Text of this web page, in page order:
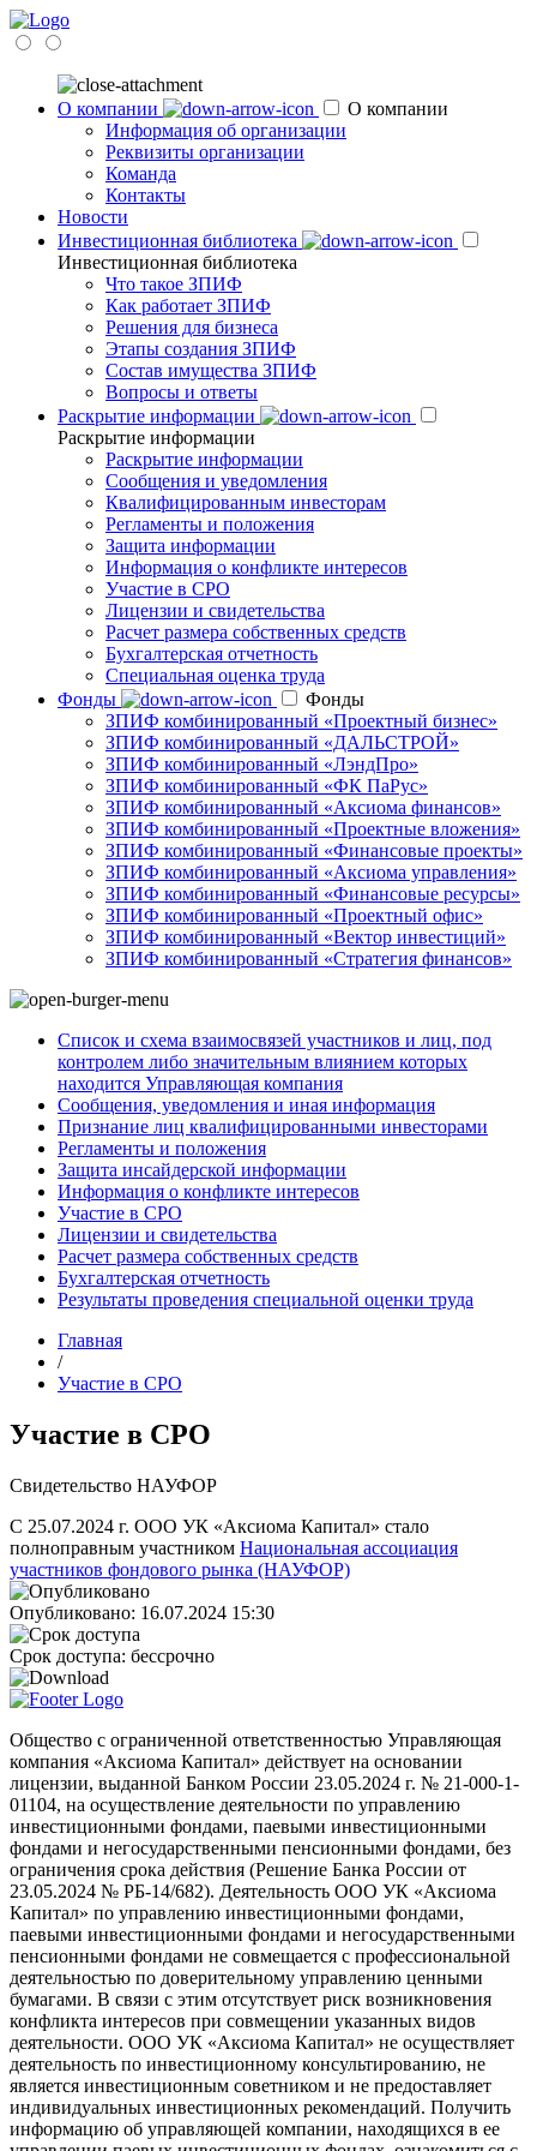
О компании
О компании
Информация об организации
Реквизиты организации
Команда
Контакты
Новости
Инвестиционная библиотека
Инвестиционная библиотека
Что такое ЗПИФ
Как работает ЗПИФ
Решения для бизнеса
Этапы создания ЗПИФ
Состав имущества ЗПИФ
Вопросы и ответы
Раскрытие информации
Раскрытие информации
Раскрытие информации
Сообщения и уведомления
Квалифицированным инвесторам
Регламенты и положения
Защита информации
Информация о конфликте интересов
Участие в СРО
Лицензии и свидетельства
Расчет размера собственных средств
Бухгалтерская отчетность
Специальная оценка труда
Фонды
Фонды
ЗПИФ комбинированный «Проектный бизнес»
ЗПИФ комбинированный «ДАЛЬСТРОЙ»
ЗПИФ комбинированный «ЛэндПро»
ЗПИФ комбинированный «ФК ПаРус»
ЗПИФ комбинированный «Аксиома финансов»
ЗПИФ комбинированный «Проектные вложения»
ЗПИФ комбинированный «Финансовые проекты»
ЗПИФ комбинированный «Аксиома управления»
ЗПИФ комбинированный «Финансовые ресурсы»
ЗПИФ комбинированный «Проектный офис»
ЗПИФ комбинированный «Вектор инвестиций»
ЗПИФ комбинированный «Стратегия финансов»
Список и схема взаимосвязей участников и лиц, под
контролем либо значительным влиянием которых
находится Управляющая компания
Сообщения, уведомления и иная информация
Признание лиц квалифицированными инвесторами
Регламенты и положения
Защита инсайдерской информации
Информация о конфликте интересов
Участие в СРО
Лицензии и свидетельства
Расчет размера собственных средств
Бухгалтерская отчетность
Результаты проведения специальной оценки труда
Главная
/
Участие в СРО
Участие в СРО
Свидетельство НАУФОР
С 25.07.2024 г. ООО УК «Аксиома Капитал» стало
полноправным участником Национальная ассоциация
участников фондового рынка (НАУФОР)
Опубликовано: 16.07.2024 15:30
Срок доступа: бессрочно
Общество с ограниченной ответственностью Управляющая
компания «Аксиома Капитал» действует на основании
лицензии, выданной Банком России 23.05.2024 г. № 21-000-1-
01104, на осуществление деятельности по управлению
инвестиционными фондами, паевыми инвестиционными
фондами и негосударственными пенсионными фондами, без
ограничения срока действия (Решение Банка России от
23.05.2024 № РБ-14/682). Деятельность ООО УК «Аксиома
Капитал» по управлению инвестиционными фондами,
паевыми инвестиционными фондами и негосударственными
пенсионными фондами не совмещается с профессиональной
деятельностью по доверительному управлению ценными
бумагами. В связи с этим отсутствует риск возникновения
конфликта интересов при совмещении указанных видов
деятельности. ООО УК «Аксиома Капитал» не осуществляет
деятельность по инвестиционному консультированию, не
является инвестиционным советником и не предоставляет
индивидуальных инвестиционных рекомендаций. Получить
информацию об управляющей компании, находящихся в ее